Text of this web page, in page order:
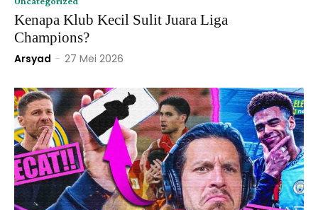
Kenapa Klub Kecil Sulit Juara Liga
Champions?
Arsyad - 27 Mei 2026